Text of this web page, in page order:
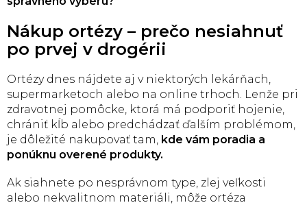
Nákup ortézy – prečo nesiahnuť
po prvej v drogérii
Ortézy dnes nájdete aj v niektorých lekárňach,
supermarketoch alebo na online trhoch. Lenže pri
zdravotnej pomôcke, ktorá má podporiť hojenie,
chrániť kĺb alebo predchádzať ďalším problémom,
je dôležité nakupovať tam, kde vám poradia a
ponúknu overené produkty.
Ak siahnete po nesprávnom type, zlej veľkosti
alebo nekvalitnom materiáli, môže ortéza